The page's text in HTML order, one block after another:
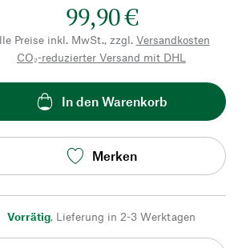
99,90 €
Preise inkl. MwSt., zzgl. Versandkosten
CO₂-reduzierter Versand mit DHL
In den Warenkorb
Merken
Vorrätig, Lieferung in 2-3 Werktagen